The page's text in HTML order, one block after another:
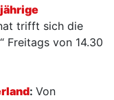
trifft sich die
Freitags von 14.30
: Von